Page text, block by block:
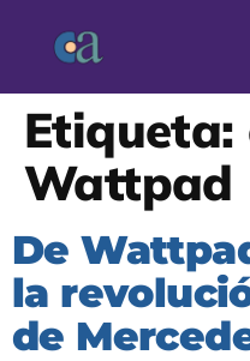
Etiqueta:
Wattpad
De
la
de